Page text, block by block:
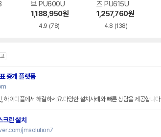
브 PU600U
1,188,950원
4.9 (78)
츠 PU615U
1,257,760원
4.8 (138)
중개 플랫폼
하이디플에서 해결하세요.다양한 설치사례와 빠른 상담을 제공합니다
크린 설치
jmsolution7